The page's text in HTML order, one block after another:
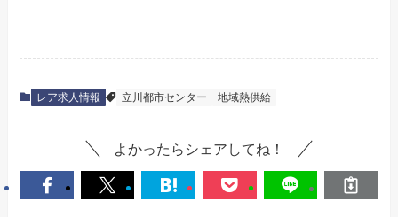
レア求人情報 立川都市センター 地域熱供給
よかったらシェアしてね！